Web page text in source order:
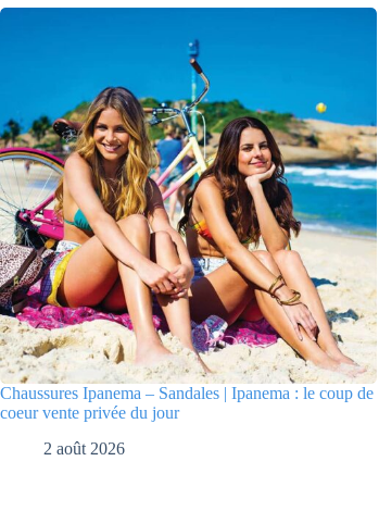
Chaussures Ipanema – Sandales | Ipanema : le coup de
coeur vente privée du jour
2 août 2026